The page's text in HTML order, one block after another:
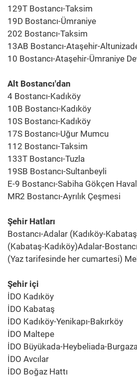
129T Bostancı-Taksim
19D Bostancı-Ümraniye
202 Bostancı-Taksim
13AB Bostancı-Ataşehir-
10 Bostancı-Ataşehir-Ümraniye
Alt Bostancı'dan
4 Bostancı-Kadıköy
10B Bostancı-Kadıköy
10S Bostancı-Kadıköy
17S Bostancı-Uğur Mumcu
112 Bostancı-Taksim
133T Bostancı-Tuzla
19SB Bostancı-Sultanbeyli
E-9 Bostancı-Sabiha Gökçen
MR2 Bostancı-Ayrılık Çeşmesi
Şehir Hatları
Bostancı-Adalar (Kadıköy-
(Kabataş-Kadıköy)Adalar-Bostancı
(Yaz tarifesinde her cumartesi)
Şehir içi
İDO Kadıköy
İDO Kabataş
İDO Kadıköy-Yenikapı-Bakırköy
İDO Maltepe
İDO Büyükada-Heybeliada-
İDO Avcılar
İDO Boğaz Hattı